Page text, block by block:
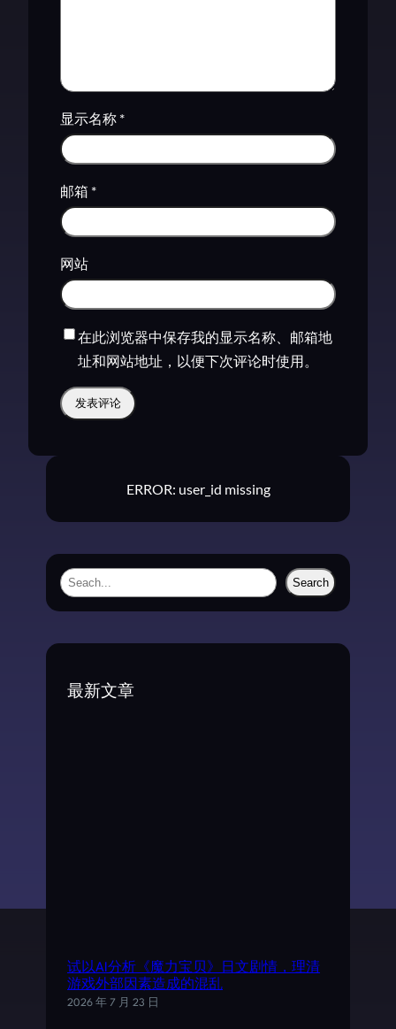
显示名称 *
邮箱 *
网站
在此浏览器中保存我的显示名称、邮箱地
址和网站地址，以便下次评论时使用。
ERROR: user_id missing
S
Search
最新文章
试以AI分析《魔力宝贝》日文剧情，理清
游戏外部因素造成的混乱
2026 年 7 月 23 日